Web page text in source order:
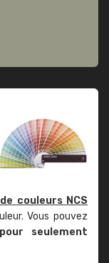
couleurs NCS
Vous pouvez
pour seulement